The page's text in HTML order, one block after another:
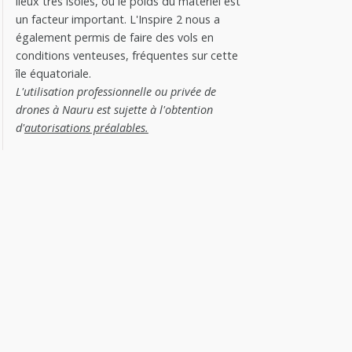
un facteur important. L'Inspire 2 nous a
également permis de faire des vols en
conditions venteuses, fréquentes sur cette
île équatoriale.
L'utilisation professionnelle ou privée de
drones à Nauru est sujette à l'obtention
d'autorisations préalables.